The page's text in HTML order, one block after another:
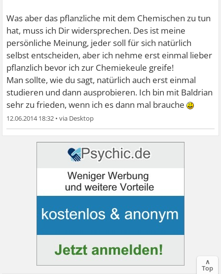
Was aber das pflanzliche mit dem Chemischen zu tun
hat, muss ich Dir widersprechen. Des ist meine
persönliche Meinung, jeder soll für sich natürlich
selbst entscheiden, aber ich nehme erst einmal lieber
pflanzlich bevor ich zur Chemiekeule greife!
Man sollte, wie du sagt, natürlich auch erst einmal
studieren und dann ausprobieren. Ich bin mit Baldrian
sehr zu frieden, wenn ich es dann mal brauche
12.06.2014 18:32 •
∧
Top